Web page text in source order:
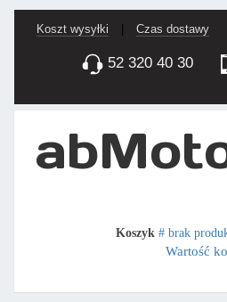
Koszt wysyłki Czas dostawy
52 320 40 30
Koszyk # brak
Wartość